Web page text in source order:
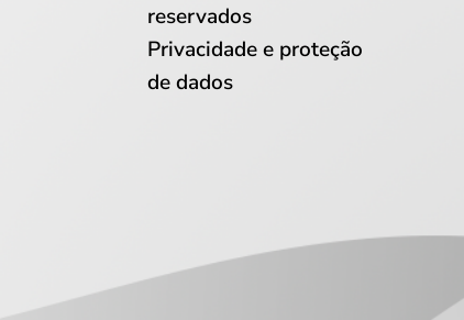
reservados
Privacidade e proteção
de dados